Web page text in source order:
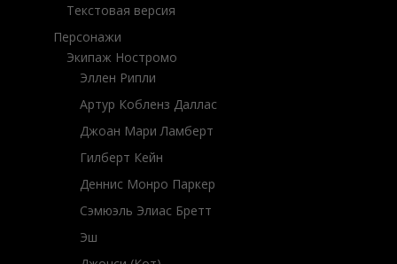
Текстовая версия
Персонажи
Экипаж Ностромо
Эллен Рипли
Артур Кобленз Даллас
Джоан Мари Ламберт
Гилберт Кейн
Деннис Монро Паркер
Сэмюэль Элиас Бретт
Эш